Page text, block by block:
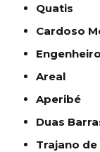
Quatis
Cardoso
Areal
Aperibé
Duas
Trajano